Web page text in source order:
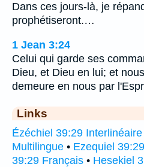
Dans ces jours-là, je
prophétiseront.…
1 Jean 3:24
Celui qui garde ses
Dieu, et Dieu en lui; et
demeure en nous par
Links
Ézéchiel 39:29 Interlinéaire
Multilingue • Ezequiel
39:29 Français • Hesekiel